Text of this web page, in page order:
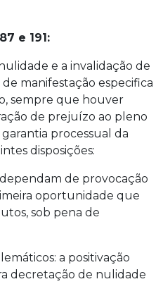
e 191:
e a invalidação de
manifestação especifica
sempre que houver
de prejuízo ao pleno
processual da
disposições:
de provocação
oportunidade que
sob pena de
a positivação
decretação de nulidade